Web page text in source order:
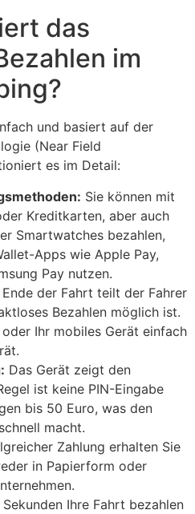
das
im
und basiert auf der
(Near Field
es im Detail:
Sie können mit
Kreditkarten, aber auch
Smartwatches bezahlen,
Apps wie Apple Pay,
Pay nutzen.
Ende der Fahrt teilt der Fahrer
Bezahlen möglich ist.
Ihr mobiles Gerät einfach
Das Gerät zeigt den
ist keine PIN-Eingabe
bis 50 Euro, was den
macht.
Zahlung erhalten Sie
in Papierform oder
Ihre Fahrt bezahlen